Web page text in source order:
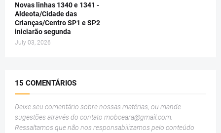
Novas linhas 1340 e 1341 -
Aldeota/Cidade das
Crianças/Centro SP1 e SP2
iniciarão segunda
July 03, 2026
15 COMENTÁRIOS
Deixe seu comentário sobre nossas matérias, ou mande
sugestões através do contato mobceara@gmail.com
Ressaltamos que não nos responsabilizamos pelo conteúdo